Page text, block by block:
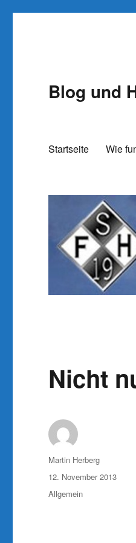
Blog und
Startseite Wie
Nicht
Autor
Martin Herberg
Veröffentlicht
am
12. November 2013
Kategorien
Allgemein